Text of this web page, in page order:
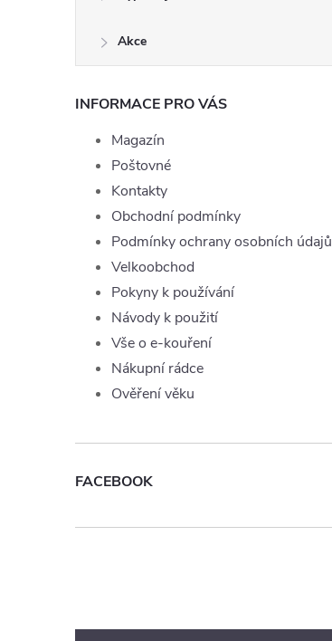
Akce
INFORMACE PRO VÁS
Magazín
Poštovné
Kontakty
Obchodní podmínky
Podmínky ochrany osobních údajů
Velkoobchod
Pokyny k používání
Návody k použití
Vše o e-kouření
Nákupní rádce
Ověření věku
FACEBOOK